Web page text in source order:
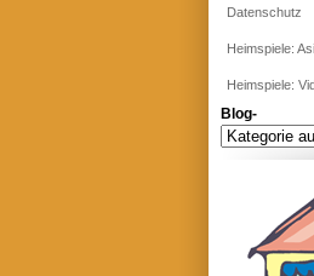
Datenschutz
Heimspiele:
Heimspiele:
Blog-
Blog-